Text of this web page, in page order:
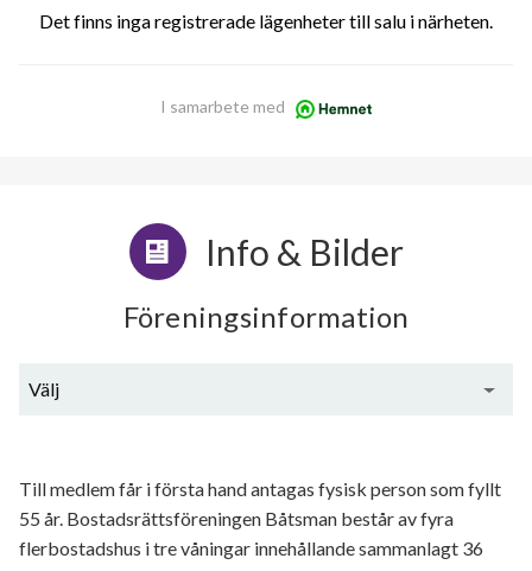
Det finns inga registrerade lägenheter till salu i närheten.
I samarbete med
Info & Bilder
Föreningsinformation
Välj
Till medlem får i första hand antagas fysisk person som fyllt
55 år. Bostadsrättsföreningen Båtsman består av fyra
flerbostadshus i tre våningar innehållande sammanlagt 36